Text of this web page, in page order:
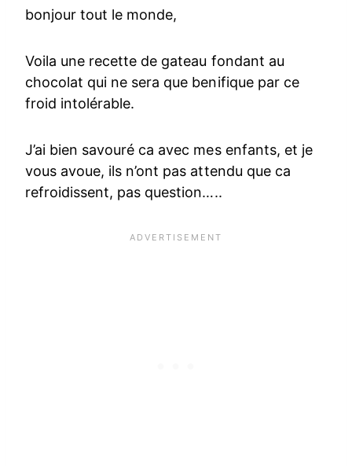
bonjour tout le monde,
Voila une recette de gateau fondant au
chocolat qui ne sera que benifique par ce
froid intolérable.
J’ai bien savouré ca avec mes enfants, et je
vous avoue, ils n’ont pas attendu que ca
refroidissent, pas question…..